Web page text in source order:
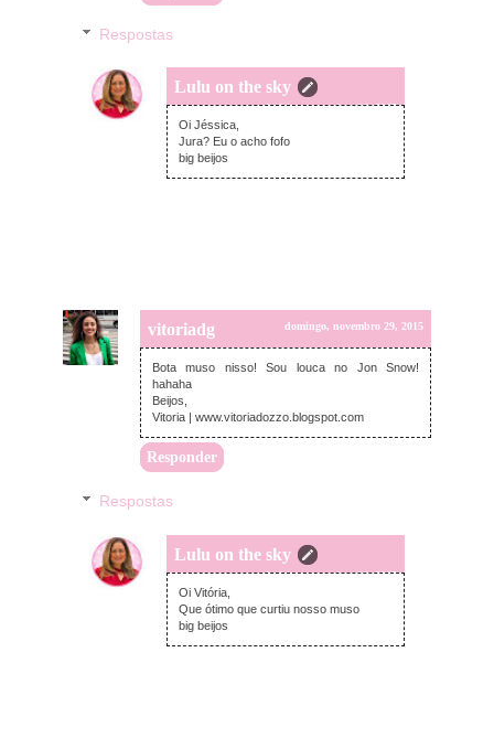
Respostas
Lulu on the sky
segunda-feira, novembro 30, 2015
Oi Jéssica,
Jura? Eu o acho fofo
big beijos
vitoriadg domingo, novembro 29, 2015
Bota muso nisso! Sou louca no Jon Snow!
hahaha
Beijos,
Vitoria | www.vitoriadozzo.blogspot.com
Responder
Respostas
Lulu on the sky
segunda-feira, novembro 30, 2015
Oi Vitória,
Que ótimo que curtiu nosso muso
big beijos